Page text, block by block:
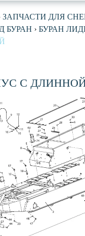
ЗАПЧАСТИ ДЛЯ
БУРАН › БУРАН
С